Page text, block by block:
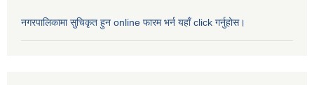
नगरपालिकामा सुचिकृत हुन online फारम भर्न यहाँ click गर्नुहोस।